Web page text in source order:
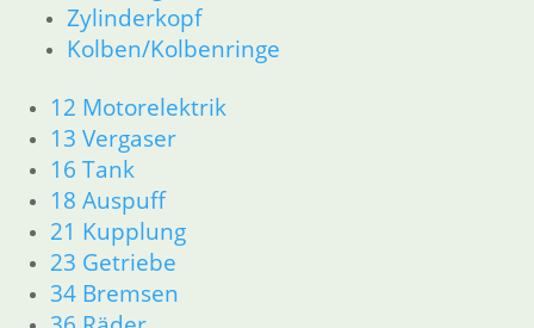
Zylinderkopf
Kolben/Kolbenringe
12 Motorelektrik
13 Vergaser
16 Tank
18 Auspuff
21 Kupplung
23 Getriebe
34 Bremsen
11 Motor
Dichtungen
Kolben/Kolbenringe
12 Motorelektrik
13 Vergaser
16 Tank
18 Auspuff
21 Kupplung
23 Getriebe
26 Kardanwelle
31 Telegabel